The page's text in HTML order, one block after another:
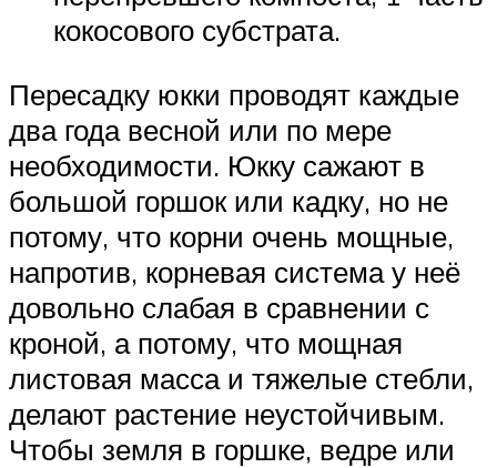
кокосового субстрата.
Пересадку юкки проводят каждые
два года весной или по мере
необходимости. Юкку сажают в
большой горшок или кадку, но не
потому, что корни очень мощные,
напротив, корневая система у неё
довольно слабая в сравнении с
кроной, а потому, что мощная
листовая масса и тяжелые стебли,
делают растение неустойчивым.
Чтобы земля в горшке, ведре или